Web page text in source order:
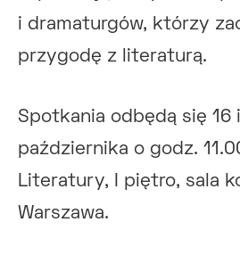
i dramaturgów, którzy
przygodę z literaturą.
Spotkania odbędą się 16
października o godz.
Literatury, I piętro, sala
Warszawa.